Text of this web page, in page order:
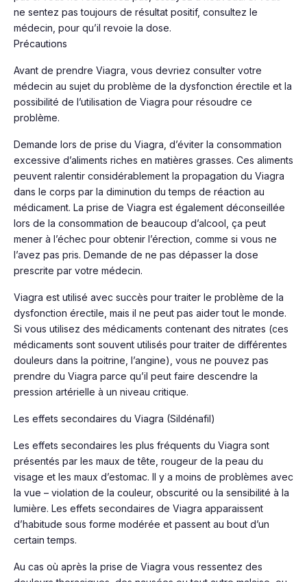
ne sentez pas toujours de résultat positif, consultez le
médecin, pour qu’il revoie la dose.
Précautions
Avant de prendre Viagra, vous devriez consulter votre
médecin au sujet du problème de la dysfonction érectile et la
possibilité de l’utilisation de Viagra pour résoudre ce
problème.
Demande lors de prise du Viagra, d’éviter la consommation
excessive d’aliments riches en matières grasses. Ces aliments
peuvent ralentir considérablement la propagation du Viagra
dans le corps par la diminution du temps de réaction au
médicament. La prise de Viagra est également déconseillée
lors de la consommation de beaucoup d’alcool, ça peut
mener à l’échec pour obtenir l’érection, comme si vous ne
l’avez pas pris. Demande de ne pas dépasser la dose
prescrite par votre médecin.
Viagra est utilisé avec succès pour traiter le problème de la
dysfonction érectile, mais il ne peut pas aider tout le monde.
Si vous utilisez des médicaments contenant des nitrates (ces
médicaments sont souvent utilisés pour traiter de différentes
douleurs dans la poitrine, l’angine), vous ne pouvez pas
prendre du Viagra parce qu’il peut faire descendre la
pression artérielle à un niveau critique.
Les effets secondaires du Viagra (Sildénafil)
Les effets secondaires les plus fréquents du Viagra sont
présentés par les maux de tête, rougeur de la peau du
visage et les maux d’estomac. Il y a moins de problèmes avec
la vue – violation de la couleur, obscurité ou la sensibilité à la
lumière. Les effets secondaires de Viagra apparaissent
d’habitude sous forme modérée et passent au bout d’un
certain temps.
Au cas où après la prise de Viagra vous ressentez des